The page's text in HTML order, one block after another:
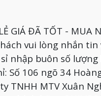
GIÁ ĐÃ TỐT - MUA
vui lòng nhắn tin
nhập buôn số
Số 106 ngõ 34
TNHH MTV Xuân